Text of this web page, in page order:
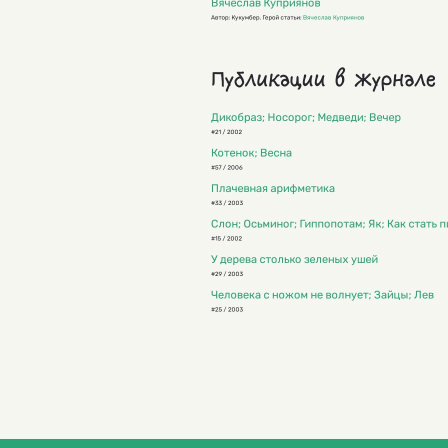
Вячеслав Куприянов
Автор: Кукумбер. Герой статьи: Вячеслав Куприянов
Публикации в журнале
Дикобраз; Носорог; Медведи; Вечер
#21 / 2002
Котенок; Весна
#57 / 2006
Плачевная арифметика
#33 / 2003
Слон; Осьминог; Гиппопотам; Як; Как стать
#15 / 2002
У дерева столько зеленых ушей
#29 / 2003
Человека с ножом не волнует; Зайцы; Лев
#25 / 2003